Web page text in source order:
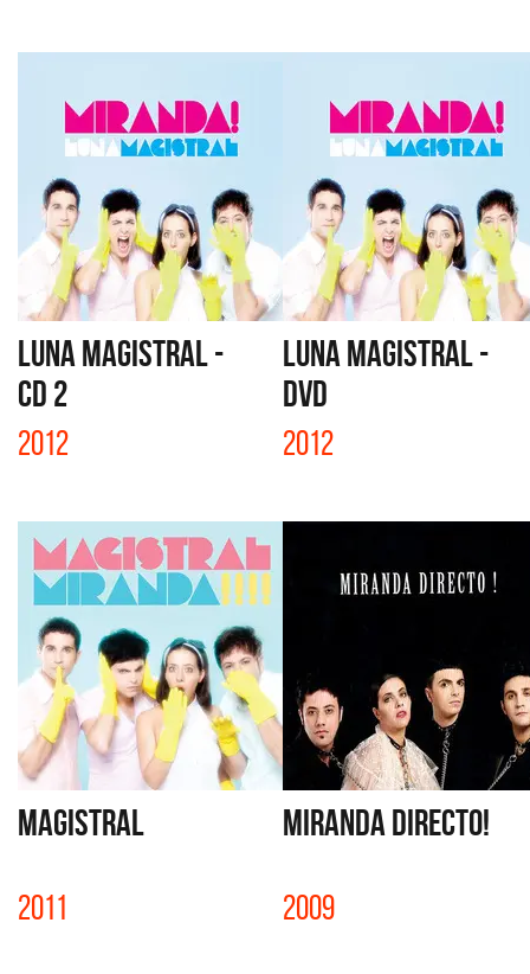
LUNA MAGISTRAL -
CD 2
2012
LUNA MAGISTRAL -
DVD
2012
MAGISTRAL
2011
MIRANDA DIRECTO!
2009